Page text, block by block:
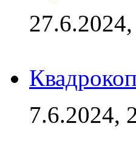
7.6.2024,